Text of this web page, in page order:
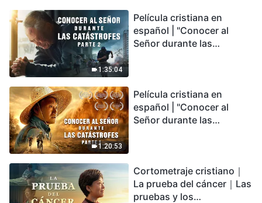
1:35:04
Película cristiana en
español | "Conocer al
Señor durante las
podemos sobrevivir?
1:20:53
Película cristiana en
español | "Conocer al
Señor durante las
encontrarás refugio?
Cortometraje cristiano｜
La prueba del cáncer｜Las
pruebas y los